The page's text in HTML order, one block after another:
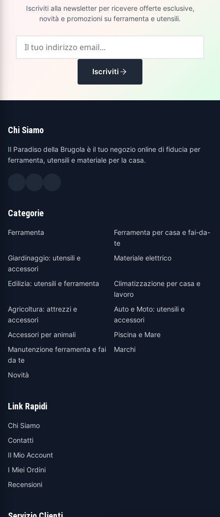
Iscriviti alla newsletter per ricevere offerte esclusive,
novità e promozioni su ferramenta e utensili.
Iscriviti
Chi Siamo
Il Paradiso della Brugola è il tuo negozio online di fiducia per
ferramenta, utensili e materiale per la casa.
Categorie
Ferramenta
Ferramenta per casa e fai-da-
te
Giardinaggio: utensili e
accessori
Materiale elettrico
Edilizia: utensili e ferramenta
Climatizzazione per casa e
lavoro
Agricoltura: attrezzi e
accessori
Auto e Moto: utensili e
accessori
Accessori per animali
Piscina e Mare
Manutenzione ferramenta e fai
da te
Marchi
Novità
Link Rapidi
Chi Siamo
Contatti
Il Mio Account
I Miei Ordini
Recensioni